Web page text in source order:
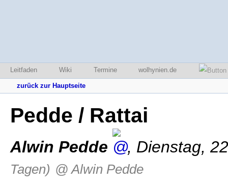
Leitfaden Wiki Termine wolhynien.de
zurück zur Hauptseite
Pedde / Rattai
Alwin Pedde , Dienstag,
Tagen) @ Alwin Pedde